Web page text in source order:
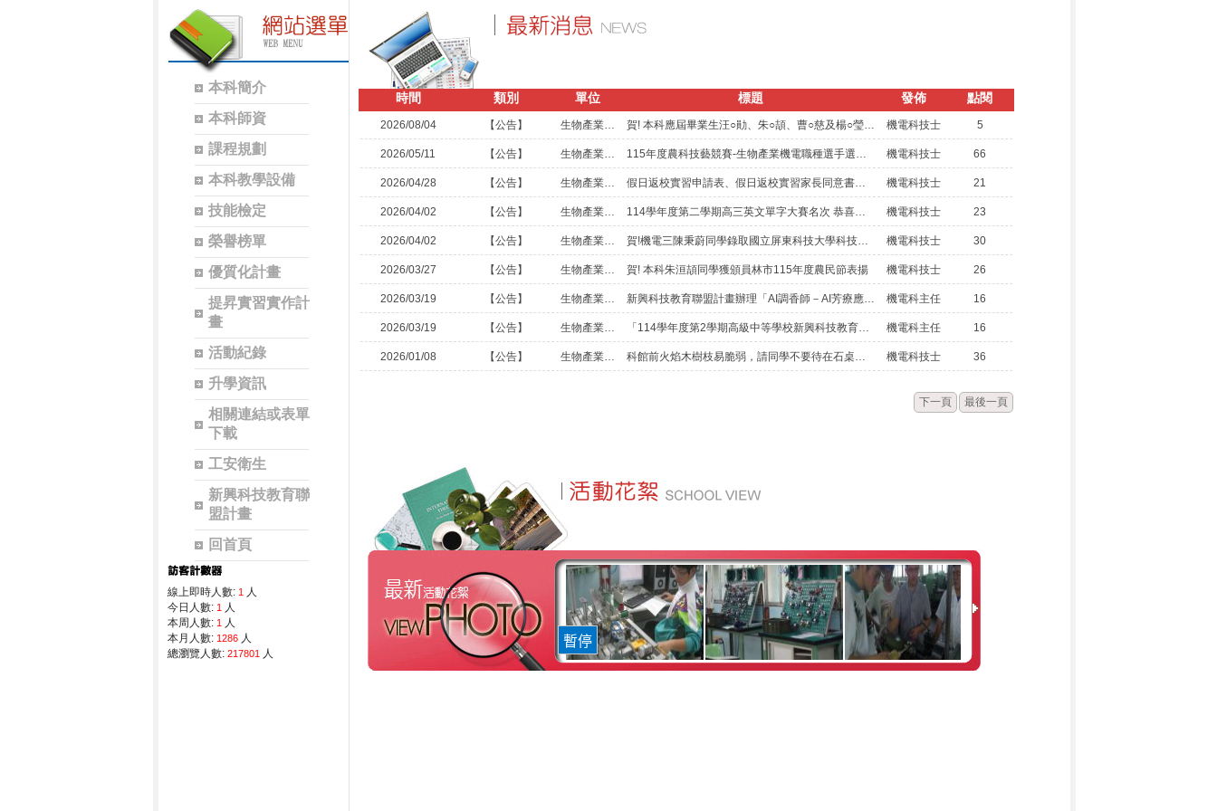
本科簡介
本科師資
課程規劃
本科教學設備
技能檢定
榮譽榜單
優質化計畫
提昇實習實作計
畫
活動紀錄
升學資訊
相關連結或表單
下載
工安衛生
新興科技教育聯
盟計畫
回首頁
線上即時人數: 1
人
今日人數: 1
人
本周人數: 1
人
本月人數: 1286人
總瀏覽人數: 217801 人
時間 類別 單位 標題 發佈 點閱
2026/08/04 【公告】 生物產業機電科 賀! 本科應屆畢業生汪○勛、朱○頡、曹○慈及楊○瑩同學技優甄審錄取國立大學 機電科技士 5
2026/05/11 【公告】 生物產業機電科 機電科技士 66
2026/04/28 【公告】 生物產業機電科 假日返校實習申請表、假日返校實習家長同意書、長期借用教室申請表、假日(非上課時間)返校教學家長同意書及假日(非上課時間)返校教學申請表檔案下載 機電科技士 21
2026/04/02 【公告】 生物產業機電科 114學年度第二學期高三英文單字大賽名次 恭喜本科得獎同學 機電科技士 23
2026/04/02 【公告】 生物產業機電科 賀!機電三陳秉蔚同學錄取國立屏東科技大學科技農業學士學位學程 機電科技士 30
2026/03/27 【公告】 生物產業機電科 賀! 本科朱洹頡同學獲頒員林市115年度農民節表揚 機電科技士 26
2026/03/19 【公告】 生物產業機電科 新興科技教育聯盟計畫辦理「AI調香師－AI芳療應用實作研習」，請惠予公告周知並鼓勵教師報名參加 機電科主任 16
2026/03/19 【公告】 生物產業機電科 「114學年度第2學期高級中等學校新興科技教育聯盟計畫-智慧農業物聯網應用研習」 機電科主任 16
2026/01/08 【公告】 生物產業機電科 機電科技士 36
下一頁 最後一頁